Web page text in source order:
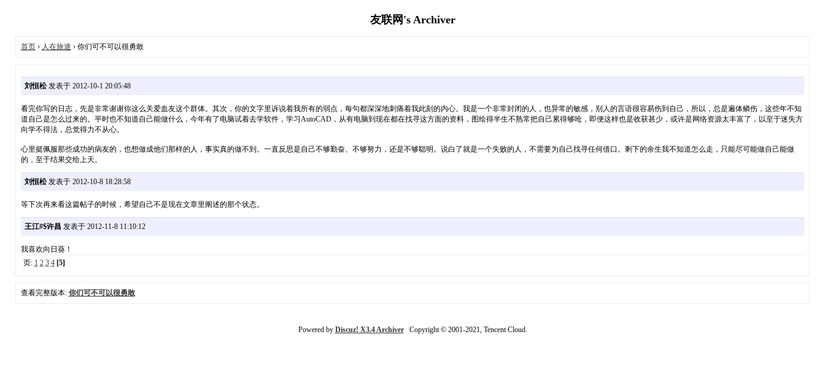
友联网's Archiver
首页› 人在旅途 › 你们可不可以很勇敢
刘恒松发表于 2012-10-1 20:05:48
看完你写的日志，先是非常谢谢你这么关爱血友这个群体。其次，你的文字里诉说着我所有的弱点，每句都深深地刺痛着我此刻的内心。我是一个非常封闭的人，也异常的敏感，别人的言语很容易伤到自己，所以，总是遍体鳞伤，这些年不知
道自己是怎么过来的。平时也不知道自己能做什么，今年有了电脑试着去学软件，学习AutoCAD，从有电脑到现在都在找寻这方面的资料，图绘得半生不熟常把自己累得够呛，即便这样也是收获甚少，或许是网络资源太丰富了，以至于迷失方
向学不得法，总觉得力不从心。
心里挺佩服那些成功的病友的，也想做成他们那样的人，事实真的做不到。一直反思是自己不够勤奋、不够努力，还是不够聪明。说白了就是一个失败的人，不需要为自己找寻任何借口。剩下的余生我不知道怎么走，只能尽可能做自己能做
的，至于结果交给上天。
刘恒松发表于 2012-10-8 18:28:58
等下次再来看这篇帖子的时候，希望自己不是现在文章里阐述的那个状态。
王江#$许昌 发表于 2012-11-8 11:10:12
我喜欢向日葵！
页: 1 2 3 4 [5]
查看完整版本: 你们可不可以很勇敢
Powered by Discuz! X3.4 ArchiverCopyright © 2001-2021, Tencent Cloud.